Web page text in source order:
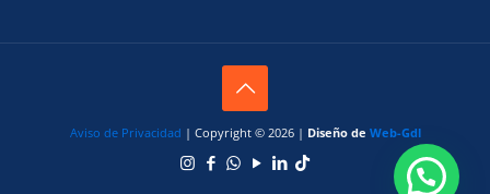
Aviso de Privacidad | Copyright © 2026 | Diseño de Web-Gdl